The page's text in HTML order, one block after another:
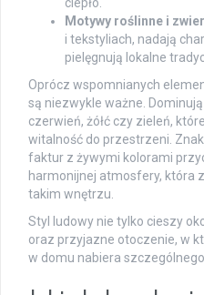
Motywy roślinne i
i tekstyliach, nadają
pielęgnują lokalne
Oprócz wspomnianych
są niezwykle ważne.
czerwień, żółć czy zieleń,
witalność do przestrzeni.
faktur z żywymi kolorami
harmonijnej atmosfery, która
takim wnętrzu.
Styl ludowy nie tylko cieszy
oraz przyjazne otoczenie, w
w domu nabiera